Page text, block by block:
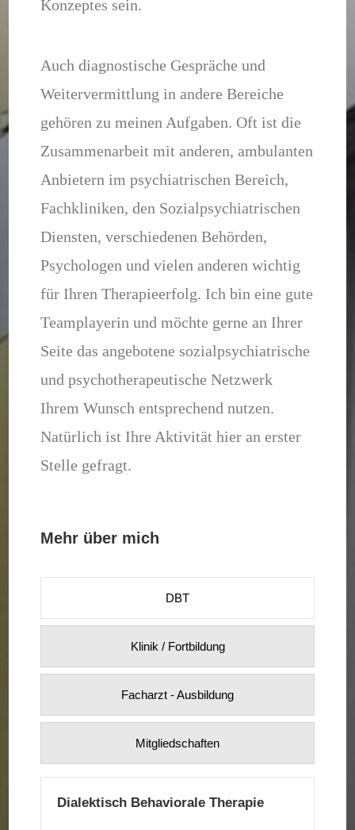
Konzeptes sein.
Auch diagnostische Gespräche und
Weitervermittlung in andere Bereiche
gehören zu meinen Aufgaben. Oft ist die
Zusammenarbeit mit anderen, ambulanten
Anbietern im psychiatrischen Bereich,
Fachkliniken, den Sozialpsychiatrischen
Diensten, verschiedenen Behörden,
Psychologen und vielen anderen wichtig
für Ihren Therapieerfolg. Ich bin eine gute
Teamplayerin und möchte gerne an Ihrer
Seite das angebotene sozialpsychiatrische
und psychotherapeutische Netzwerk
Ihrem Wunsch entsprechend nutzen.
Natürlich ist Ihre Aktivität hier an erster
Stelle gefragt.
Mehr über mich
DBT
Klinik / Fortbildung
Facharzt - Ausbildung
Mitglied­schaften
Dialektisch Behaviorale Therapie